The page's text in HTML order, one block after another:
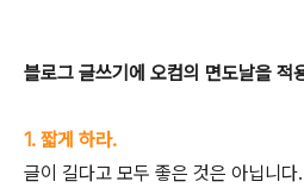
블로그 글쓰기에 오컴의 면도날을 적
1. 짧게 하라.
글이 길다고 모두 좋은 것은 아닙니